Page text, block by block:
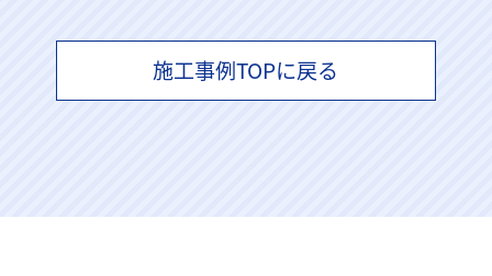
施工事例TOPに戻る